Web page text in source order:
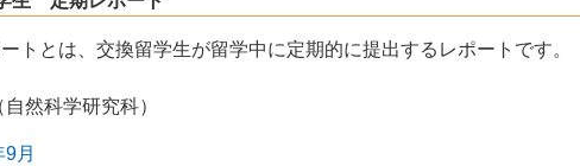
トとは、交換留学生が留学中に定期的に提出するレポートです。
然科学研究科）
月